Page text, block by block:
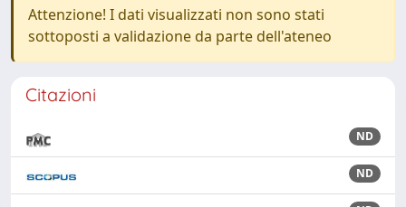
Attenzione! I dati visualizzati non sono stati
sottoposti a validazione da parte dell'ateneo
Citazioni
ND
ND